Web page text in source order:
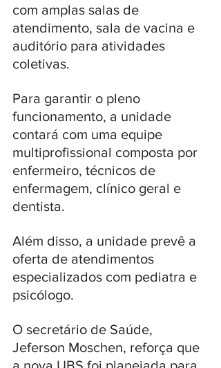
com amplas salas de
atendimento, sala de vacina e
auditório para atividades
coletivas.
Para garantir o pleno
funcionamento, a unidade
contará com uma equipe
multiprofissional composta por
enfermeiro, técnicos de
enfermagem, clínico geral e
dentista.
Além disso, a unidade prevê a
oferta de atendimentos
especializados com pediatra e
psicólogo.
O secretário de Saúde,
Jeferson Moschen, reforça que